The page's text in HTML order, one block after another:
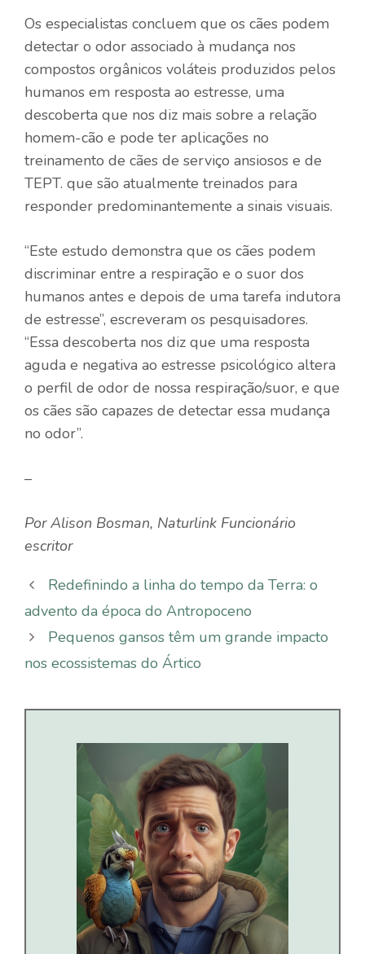
Os especialistas concluem que os cães podem
detectar o odor associado à mudança nos
compostos orgânicos voláteis produzidos pelos
humanos em resposta ao estresse, uma
descoberta que nos diz mais sobre a relação
homem-cão e pode ter aplicações no
treinamento de cães de serviço ansiosos e de
TEPT. que são atualmente treinados para
responder predominantemente a sinais visuais.
“Este estudo demonstra que os cães podem
discriminar entre a respiração e o suor dos
humanos antes e depois de uma tarefa indutora
de estresse”, escreveram os pesquisadores.
“Essa descoberta nos diz que uma resposta
aguda e negativa ao estresse psicológico altera
o perfil de odor de nossa respiração/suor, e que
os cães são capazes de detectar essa mudança
no odor”.
–
PorAlison Bosman, Naturlink Funcionário
escritor
Redefinindo a linha do tempo da Terra: o
advento da época do Antropoceno
Pequenos gansos têm um grande impacto
nos ecossistemas do Ártico